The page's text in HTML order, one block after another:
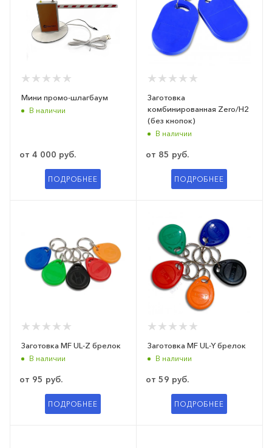
Мини промо-шлагбаум
В наличии
от 4 000 руб.
ПОДРОБНЕЕ
Заготовка
комбинированная Zero/H2
(без кнопок)
В наличии
от 85 руб.
ПОДРОБНЕЕ
Заготовка MF UL-Z брелок
В наличии
от 95 руб.
ПОДРОБНЕЕ
Заготовка MF UL-Y брелок
В наличии
от 59 руб.
ПОДРОБНЕЕ